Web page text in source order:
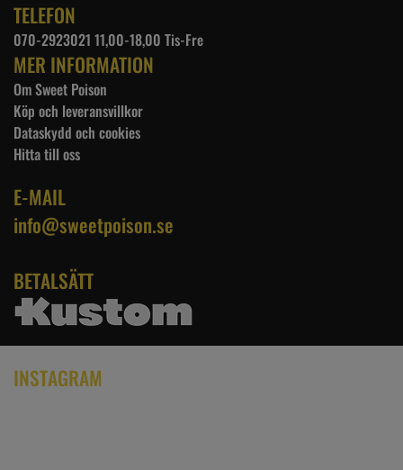
TELEFON
070-2923021 11,00-18,00 Tis-Fre
MER INFORMATION
Om Sweet Poison
Köp och leveransvillkor
Dataskydd och cookies
Hitta till oss
E-MAIL
info@sweetpoison.se
BETALSÄTT
INSTAGRAM